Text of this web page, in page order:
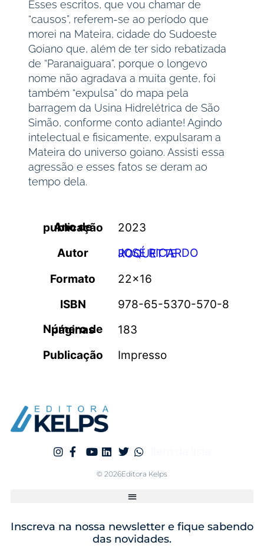
Esses escritos, que vou chamar de
“causos”, referem-se ao período que
morei na Mateira, cidade do Sudoeste
Goiano que, além de ter sido rebatizada
de “Paranaiguara”, porque o longevo
nome não agradava a muita gente, foi
também “expulsa” do mapa pela
barragem da Usina Hidrelétrica de São
Simão, conforme conto adiante! Agindo
intelectual e fisicamente, expulsaram a
Mateira do universo goiano. Assisti essa
agressão e esses fatos se deram ao
tempo dela.
Ano de publicação
2023
Autor
JOSÉ RICARDO ROQUETTE
Formato
22×16
ISBN
978-65-5370-570-8
Número de páginas
183
Publicação
Impresso
© 2026Editora Kelps
Inscreva na nossa newsletter e fique sabendo
das novidades.